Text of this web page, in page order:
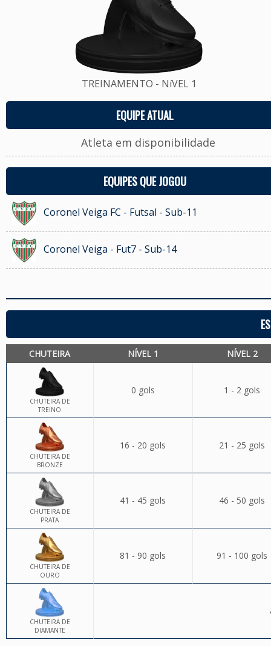
TREINAMENTO - NíVEL 1
EQUIPE ATUAL
Atleta em disponibilidade
EQUIPES QUE JOGOU
Coronel Veiga FC - Futsal - Sub-11
Coronel Veiga - Fut7 - Sub-14
CHUTEIRA NÍVEL 1 NÍVEL 2
CHUTEIRA DE
TREINO
0 gols 1 - 2 gols
CHUTEIRA DE
BRONZE
16 - 20 gols 21 - 25 gols
CHUTEIRA DE
PRATA
41 - 45 gols 46 - 50 gols
CHUTEIRA DE
OURO
81 - 90 gols 91 - 100 gols
CHUTEIRA DE
DIAMANTE